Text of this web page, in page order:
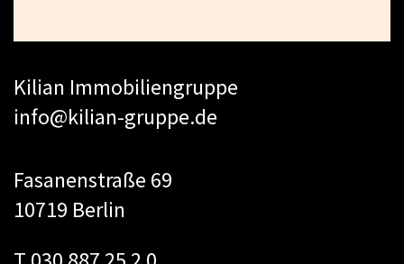
Kilian Immobiliengruppe
info@kilian-gruppe.de
Fasanenstraße 69
10719 Berlin